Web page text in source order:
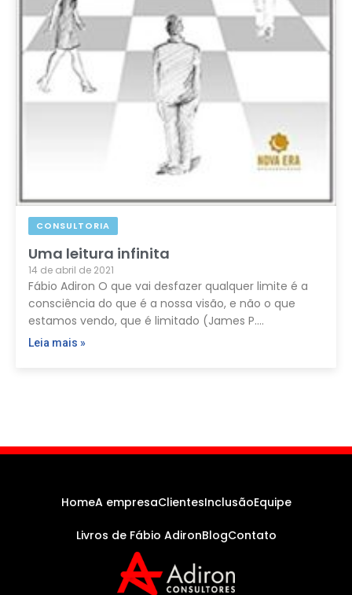
CONSULTORIA
Uma leitura infinita
14 de abril de 2021
Fábio Adiron O que vai desfazer qualquer limite é a
consciência do que é a nossa visão, e não o que
estamos vendo, que é limitado (James P.…
Leia mais »
HomeA empresaClientesInclusãoEquipe
Livros de Fábio AdironBlogContato